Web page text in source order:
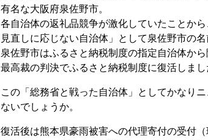
有名な大阪府泉佐野市。
各自治体の返礼品競争が激化していたことか
見直しに応じない自治体」として泉佐野市の
泉佐野市はふるさと納税制度の指定自治体か
最高裁の判決でふるさと納税制度に復活しまし
この「総務省と戦った自治体」としてかなり
ないでしょうか。
復活後は熊本県豪雨被害への代理寄付の受付